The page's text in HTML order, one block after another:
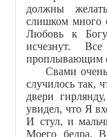
должны
слишком много
Любовь к
исчезнут.
проплывающим
Свами очень
случилось так,
двери
увидел, что Я
И стул, и
Моего бедра.